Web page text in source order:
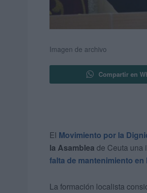
Imagen de archivo
Compartir en
El Movimiento por la
la Asamblea de Ceuta una
falta de mantenimiento
La formación localista